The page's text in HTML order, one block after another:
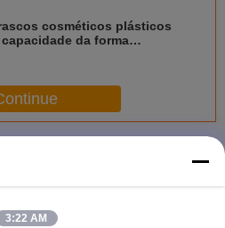
cosméticos plásticos
da forma
3:22 AM